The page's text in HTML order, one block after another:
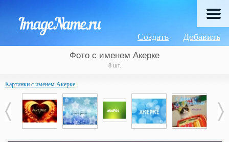
Добавить
Создать
Фото с именем Акерке
8 шт.
Картинки с именем Акерке